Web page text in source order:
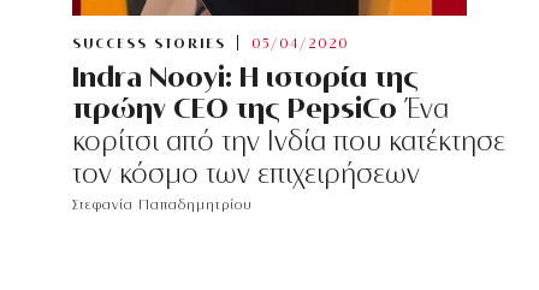
SUCCESS STORIES 05/04/2020
Indra Nooyi: H ιστορία της
πρώην CEO της PepsiCo Ένα
κορίτσι από την Ινδία που κατέκτησε
τον κόσμο των επιχειρήσεων
Στεφανία Παπαδημητρίου